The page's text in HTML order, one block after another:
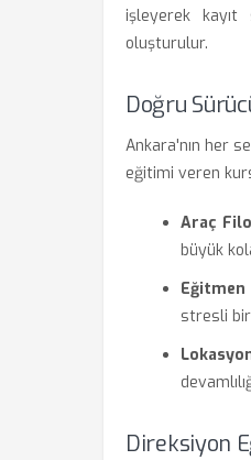
işleyerek kayıt
oluşturulur.
Doğru
Ankara'nın her
eğitimi veren
Araç
büyük
Eğitmen
stresli
Direksiyon